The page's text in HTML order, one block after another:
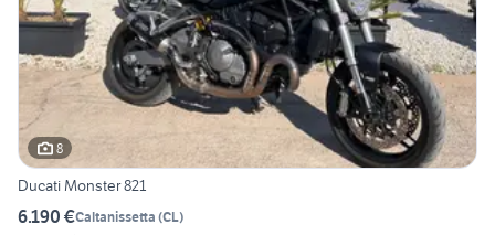
8
Ducati Monster 821
6.190 €Caltanissetta (CL)